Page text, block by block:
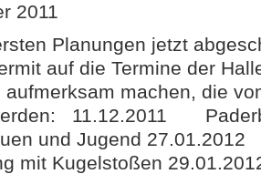
2011
Planungen jetzt
auf die Termine der
machen, die
11.12.2011
und Jugend
mit Kugelstoßen